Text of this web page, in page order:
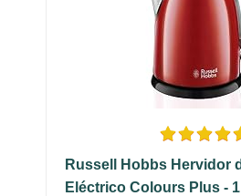
Russell Hobbs Hervidor
Eléctrico Colours Plus -